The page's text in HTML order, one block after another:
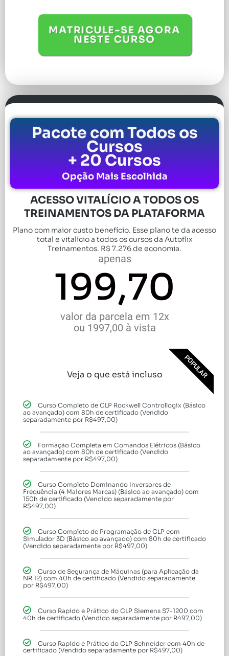
MATRICULE-SE AGORA
NESTE CURSO
Pacote com Todos os
Cursos
+ 20 Cursos
Opção Mais Escolhida
ACESSO VITALÍCIO A TODOS OS
TREINAMENTOS DA PLATAFORMA
Plano com maior custo benefício. Esse plano te da acesso
total e vitalício a todos os cursos da Autoflix
Treinamentos. R$ 7.276 de economia.
apenas
199,70
valor da parcela em 12x
ou 1997,00 à vista
Veja o que está incluso
Curso Completo de CLP Rockwell Controllogix (Básico
ao avançado) com 80h de certificado (Vendido
separadamente por R$497,00)
Formação Completa em Comandos Elétricos (Básico
ao avançado) com 80h de certificado (Vendido
separadamente por R$497,00)
Curso Completo Dominando Inversores de
Frequência (4 Maiores Marcas) (Básico ao avançado) com
150h de certificado (Vendido separadamente por
R$497,00)
Curso Completo de Programação de CLP com
Simulador 3D (Básico ao avançado) com 80h de certificado
(Vendido separadamente por R$497,00)
Curso de Segurança de Máquinas (para Aplicação da
NR 12) com 40h de certificado (Vendido separadamente
por R$497,00)
Curso Rapido e Prático do CLP Siemens S7-1200 com
40h de certificado (Vendido separadamente por R497,00)
Curso Rapido e Prático do CLP Schneider com 40h de
certificado (Vendido separadamente por R$497,00)
POPULAR